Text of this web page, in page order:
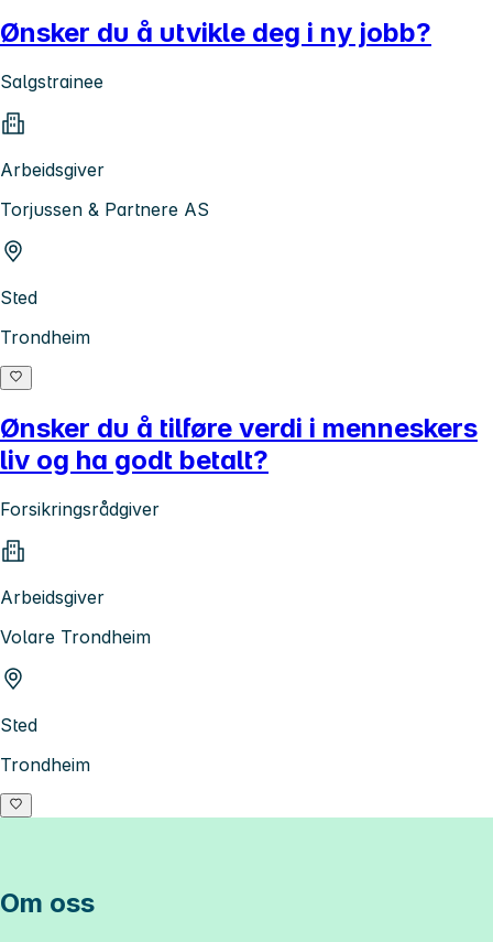
Ønsker du å utvikle deg i ny jobb?
Salgstrainee
Arbeidsgiver
Torjussen & Partnere AS
Sted
Trondheim
Ønsker du å tilføre verdi i menneskers
liv og ha godt betalt?
Forsikringsrådgiver
Arbeidsgiver
Volare Trondheim
Sted
Trondheim
Om oss